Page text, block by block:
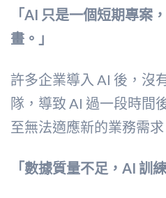
「AI 只是一個短期專案
畫。」
許多企業導入 AI 後，沒
隊，導致 AI 過一段時間
至無法適應新的業務需求
「數據質量不足，AI 訓